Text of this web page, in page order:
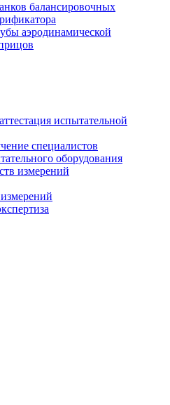
балансировочных
аэродинамической
испытательной
специалистов
оборудования
измерений